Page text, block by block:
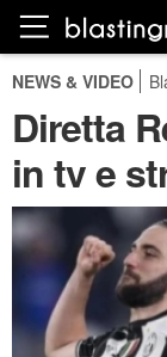
NEWS & VIDEO
Diretta
in tv e